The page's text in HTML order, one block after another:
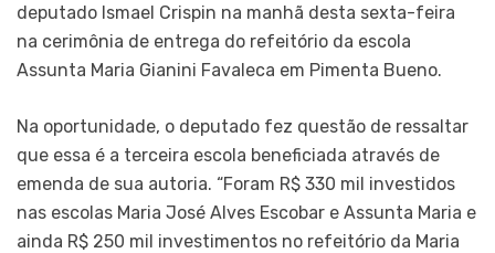
deputado Ismael Crispin na manhã desta sexta-feira
na cerimônia de entrega do refeitório da escola
Assunta Maria Gianini Favaleca em Pimenta Bueno.
Na oportunidade, o deputado fez questão de ressaltar
que essa é a terceira escola beneficiada através de
emenda de sua autoria. “Foram R$ 330 mil investidos
nas escolas Maria José Alves Escobar e Assunta Maria e
ainda R$ 250 mil investimentos no refeitório da Maria